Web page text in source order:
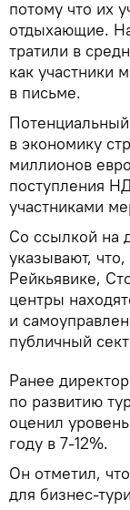
потому что их
отдыхающие.
тратили в
как участники
в письме.
в экономику
миллионов
поступления
участниками
Со ссылкой на
указывают,
Рейкьявике,
центры
и
публичный
Ранее
по развитию
оценил
году в 7-12%.
Он отметил,
для бизнес-